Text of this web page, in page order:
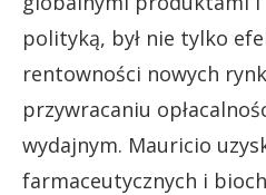
polityką, był nie tylko
rentowności nowych
przywracaniu
wydajnym. Mauricio
farmaceutycznych i